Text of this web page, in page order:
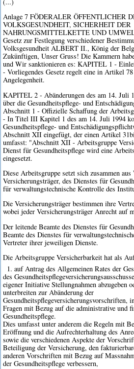
Anlage 7 FÖDERALER ÖFFENTLICHER
VOLKSGESUNDHEIT, SICHERHEIT DER
NAHRUNGSMITTELKETTE UND
Gesetz zur Festlegung verschiedener
Volksgesundheit ALBERT II., König der
Zukünftigen, Unser Gruss! Die Kammern
und Wir sanktionieren es: KAPITEL 1 -
- Vorliegendes Gesetz regelt eine in Artikel
Angelegenheit.
KAPITEL 2 - Abänderungen des am 14. Juli
über die Gesundheitspflege- und
Abschnitt 1 - Offizielle Schaffung der
- In Titel III Kapitel 1 des am 14. Juli 1994
Gesundheitspflege- und
Abschnitt XII eingefügt, der einen Artikel
umfasst: "Abschnitt XII - Arbeitsgruppe
Dienst für Gesundheitspflege wird eine
eingesetzt.
Diese Arbeitsgruppe setzt sich zusammen aus
Versicherungsträger, des Dienstes für
für verwaltungstechnische Kontrolle des
Die Versicherungsträger bestimmen ihre
wobei jeder Versicherungsträger Anrecht auf
Der leitende Beamte des Dienstes für
Beamte des Dienstes für
Vertreter ihrer jeweiligen Dienste.
Die Arbeitsgruppe Versicherbarkeit hat als
1. auf Antrag des Allgemeinen Rates der
des
eigener Initiative Stellungnahmen abzugeben
unterbreiten zur Abänderung der
Gesundheitspflegeversicherungsvorschriften,
Fragen mit Bezug auf die administrative und
Gesundheitspflege.
Dies umfasst unter anderem die Regeln mit
Eröffnung und die Aufrechterhaltung des
sowie die verschiedenen Aspekte der
Beteiligung der Versicherung, den
anderen Vorschriften mit Bezug auf
der Gesundheitspflege verbessern,